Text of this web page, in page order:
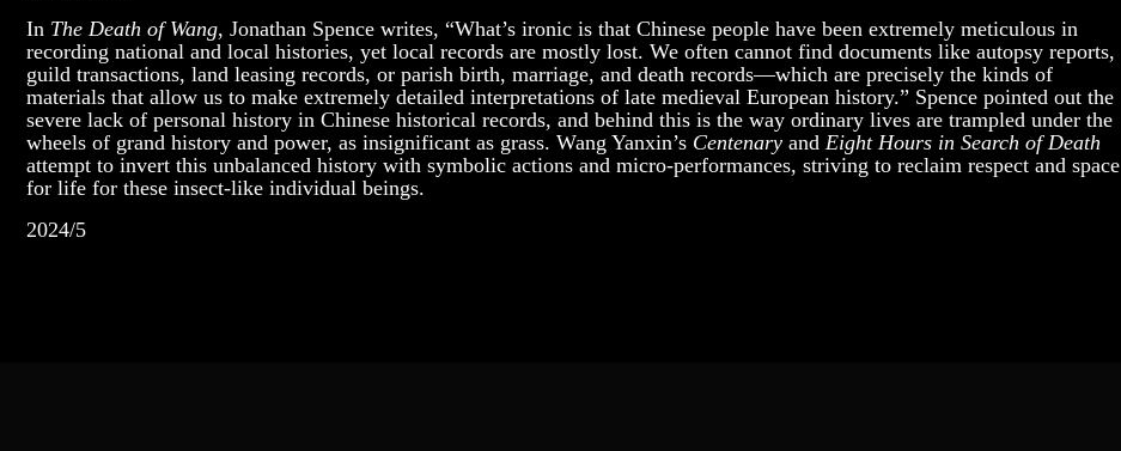
In The Death of Wang, Jonathan Spence writes, “What’s ironic is that Chinese people have been extremely meticulous in
recording national and local histories, yet local records are mostly lost. We often cannot find documents like autopsy reports,
guild transactions, land leasing records, or parish birth, marriage, and death records—which are precisely the kinds of
materials that allow us to make extremely detailed interpretations of late medieval European history.” Spence pointed out the
severe lack of personal history in Chinese historical records, and behind this is the way ordinary lives are trampled under the
wheels of grand history and power, as insignificant as grass. Wang Yanxin’s Centenary and Eight Hours in Search of Death
attempt to invert this unbalanced history with symbolic actions and micro-performances, striving to reclaim respect and space
for life for these insect-like individual beings.
2024/5